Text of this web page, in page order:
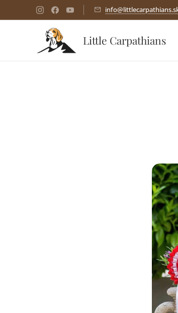
Little Carpathians